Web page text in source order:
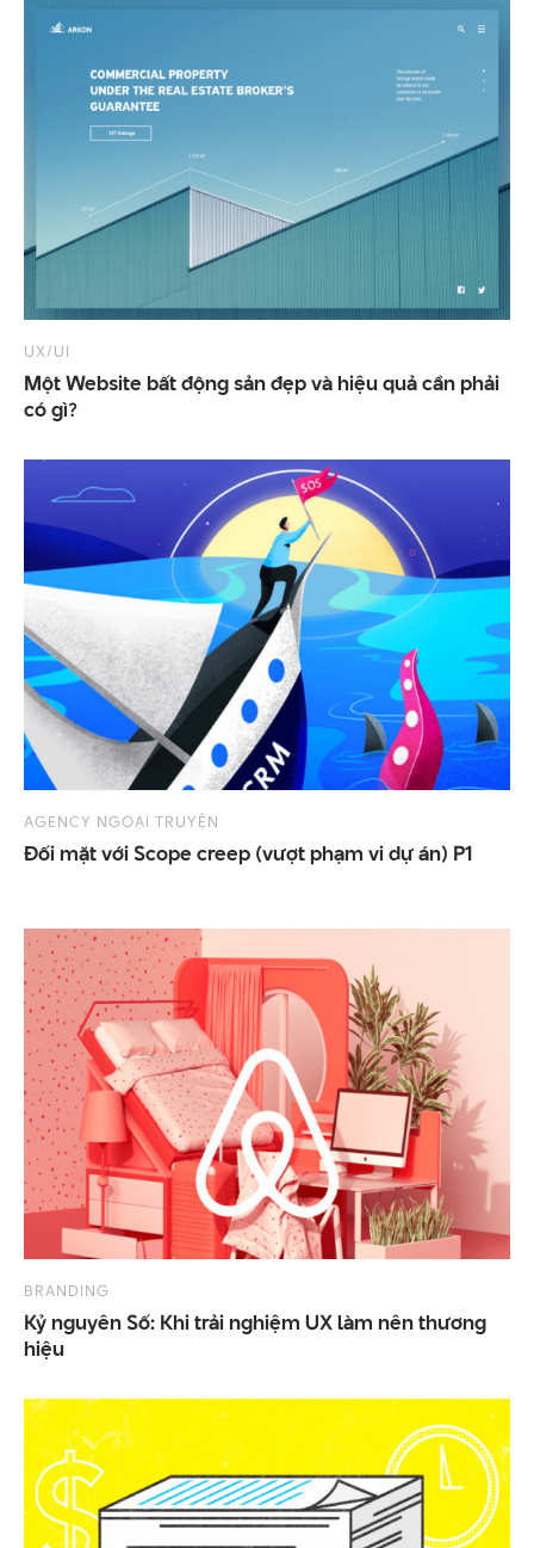
UX/UI
Một Website bất động sản đẹp và hiệu quả cần phải
có gì?
AGENCY NGOẠI TRUYỆN
Đốimặtvới Scope creep (vượtphạm vidựán) P1
BRANDING
Kỷ nguyên Số: Khi trải nghiệm UX làm nên thương
hiệu